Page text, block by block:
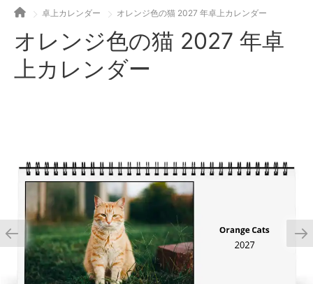
卓上カレンダー オレンジ色の猫 2027 年卓上カレンダー
オレンジ色の猫 2027 年卓
上カレンダー